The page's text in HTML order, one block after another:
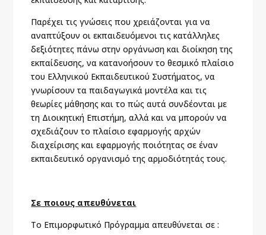
Παρέχει τις γνώσεις που χρειάζονται για να
αναπτύξουν οι εκπαιδευόμενοι τις κατάλληλες
δεξιότητες πάνω στην οργάνωση και διοίκηση της
εκπαίδευσης, να κατανοήσουν το θεσμικό πλαίσιο
του Ελληνικού Εκπαιδευτικού Συστήματος, να
γνωρίσουν τα παιδαγωγικά μοντέλα και τις
θεωρίες μάθησης και το πώς αυτά συνδέονται με
τη Διοικητική Επιστήμη, αλλά και να μπορούν να
σχεδιάζουν το πλαίσιο εφαρμογής αρχών
διαχείρισης και εφαρμογής ποιότητας σε έναν
εκπαιδευτικό οργανισμό της αρμοδιότητάς τους.
Σε ποιους απευθύνεται
Το Επιμορφωτικό Πρόγραμμα απευθύνεται σε :